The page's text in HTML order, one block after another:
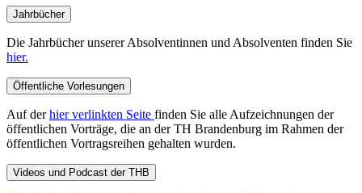
Jahrbücher
Die Jahrbücher unserer Absolventinnen und Absolventen finden Sie
hier.
Öffentliche Vorlesungen
Auf derhier verlinkten Seite finden Sie alle Aufzeichnungen der
öffentlichen Vorträge, die an der TH Brandenburg im Rahmen der
öffentlichen Vortragsreihen gehalten wurden.
Videos und Podcast der THB